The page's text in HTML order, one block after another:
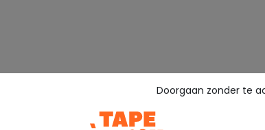
Doorgaan zonder te